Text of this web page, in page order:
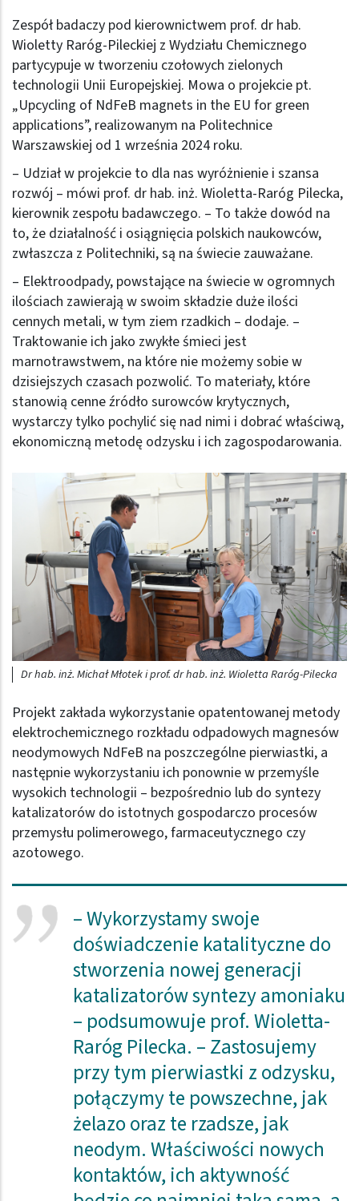
Zespół badaczy pod kierownictwem prof. dr hab.
Wioletty Raróg-Pileckiej z Wydziału Chemicznego
partycypuje w tworzeniu czołowych zielonych
technologii Unii Europejskiej. Mowa o projekcie pt.
„Upcycling of NdFeB magnets in the EU for green
applications”, realizowanym na Politechnice
Warszawskiej od 1 września 2024 roku.
– Udział w projekcie to dla nas wyróżnienie i szansa
rozwój – mówi prof. dr hab. inż. Wioletta-Raróg Pilecka,
kierownik zespołu badawczego. – To także dowód na
to, że działalność i osiągnięcia polskich naukowców,
zwłaszcza z Politechniki, są na świecie zauważane.
– Elektroodpady, powstające na świecie w ogromnych
ilościach zawierają w swoim składzie duże ilości
cennych metali, w tym ziem rzadkich – dodaje. –
Traktowanie ich jako zwykłe śmieci jest
marnotrawstwem, na które nie możemy sobie w
dzisiejszych czasach pozwolić. To materiały, które
stanowią cenne źródło surowców krytycznych,
wystarczy tylko pochylić się nad nimi i dobrać właściwą,
ekonomiczną metodę odzysku i ich zagospodarowania.
Dr hab. inż. Michał Młotek i prof. dr hab. inż. Wioletta Raróg-Pilecka
Projekt zakłada wykorzystanie opatentowanej metody
elektrochemicznego rozkładu odpadowych magnesów
neodymowych NdFeB na poszczególne pierwiastki, a
następnie wykorzystaniu ich ponownie w przemyśle
wysokich technologii – bezpośrednio lub do syntezy
katalizatorów do istotnych gospodarczo procesów
przemysłu polimerowego, farmaceutycznego czy
azotowego.
– Wykorzystamy swoje
doświadczenie katalityczne do
stworzenia nowej generacji
katalizatorów syntezy amoniaku
– podsumowuje prof. Wioletta-
Raróg Pilecka. – Zastosujemy
przy tym pierwiastki z odzysku,
połączymy te powszechne, jak
żelazo oraz te rzadsze, jak
neodym. Właściwości nowych
kontaktów, ich aktywność